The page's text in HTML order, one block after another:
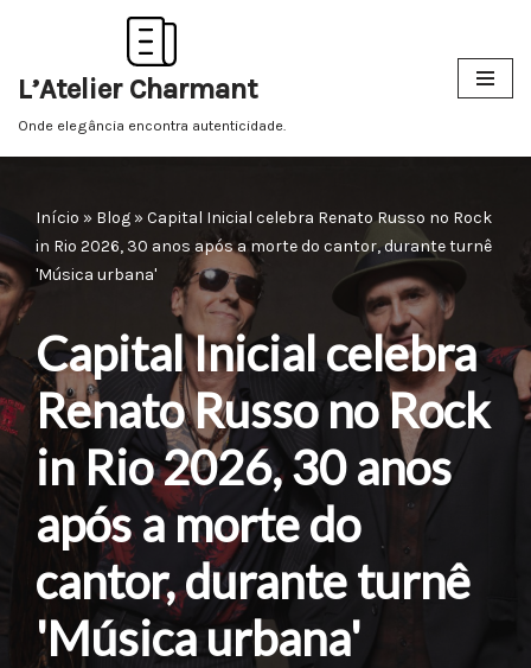
para
o
L’Atelier Charmant
Onde elegância encontra autenticidade.
Início » Blog » Capital Inicial celebra Renato Russo no Rock
in Rio 2026, 30 anos após a morte do cantor, durante turnê
'Música urbana'
Capital Inicial celebra
Renato Russo no Rock
in Rio 2026, 30 anos
após a morte do
cantor, durante turnê
'Música urbana'